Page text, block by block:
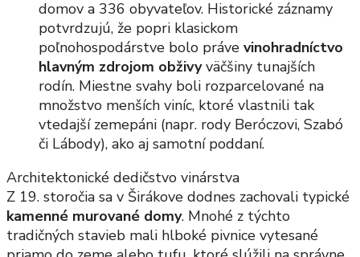
domov a 336 obyvateľov. Historické záznamy
potvrdzujú, že popri klasickom
poľnohospodárstve bolo práve vinohradníctvo
hlavným zdrojom obživyväčšiny tunajších
rodín. Miestne svahy boli rozparcelované na
množstvo menších viníc, ktoré vlastnili tak
vtedajší zemepáni (napr. rody Beróczovi, Szabó
či Lábody), ako aj samotní poddaní.
Architektonické dedičstvo vinárstva
Z 19. storočia sa v Širákove dodnes zachovali typické
kamenné murované domy. Mnohé z týchto
tradičných stavieb mali hlboké pivnice vytesané